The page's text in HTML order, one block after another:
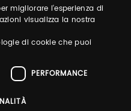
ITALIAN
migliorare l'esperienza di
visualizza la nostra
di cookie che puoi
PERFORMANCE